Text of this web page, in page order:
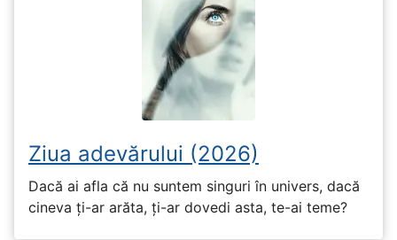
Ziua adevărului (2026)
Dacă ai afla că nu suntem singuri în univers, dacă
cineva ți-ar arăta, ți-ar dovedi asta, te-ai teme?